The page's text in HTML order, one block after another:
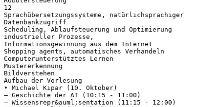
12
Sprachübersetzungssysteme, natürlichsprachiger
Datenbankzugriff
Scheduling, Ablaufsteuerung und Optimierung
industrieller Prozesse,
Informationsgewinnung aus dem Internet
Shopping agents, automatisches Verhandeln
Computerunterstütztes Lernen
Mustererkennung
Bildverstehen
Aufbau der Vorlesung
• Michael Kipar (10. Oktober)
– Geschichte der AI (10:15 - 11:00)
– Wissensrepr&auml;sentation (11:15 - 12:00)